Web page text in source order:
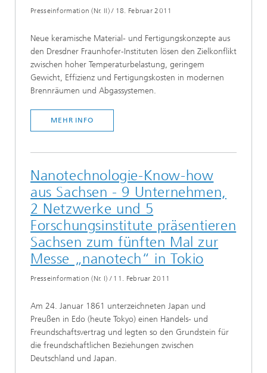
Presseinformation (Nr. II)/ 18. Februar 2011
Neue keramische Material- und Fertigungskonzepte aus
den Dresdner Fraunhofer-Instituten lösen den Zielkonflikt
zwischen hoher Temperaturbelastung, geringem
Gewicht, Effizienz und Fertigungskosten in modernen
Brennräumen und Abgassystemen.
MEHR INFO
Nanotechnologie-Know-how
aus Sachsen - 9 Unternehmen,
2 Netzwerke und 5
Forschungsinstitute präsentieren
Sachsen zum fünften Mal zur
Messe „nanotech“ in Tokio
Presseinformation (Nr. I) / 11. Februar 2011
Am 24. Januar 1861 unterzeichneten Japan und
Preußen in Edo (heute Tokyo) einen Handels- und
Freundschaftsvertrag und legten so den Grundstein für
die freundschaftlichen Beziehungen zwischen
Deutschland und Japan.